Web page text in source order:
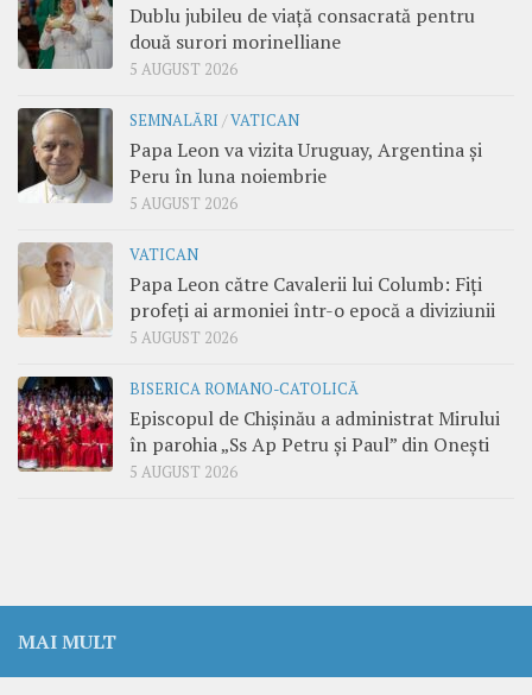
Dublu jubileu de viață consacrată pentru
două surori morinelliane
5 AUGUST 2026
SEMNALĂRI /VATICAN
Papa Leon va vizita Uruguay, Argentina și
Peru în luna noiembrie
5 AUGUST 2026
VATICAN
Papa Leon către Cavalerii lui Columb: Fiți
profeți ai armoniei într-o epocă a diviziunii
5 AUGUST 2026
BISERICA ROMANO-CATOLICĂ
Episcopul de Chișinău a administrat Mirului
în parohia „Ss Ap Petru și Paul” din Onești
5 AUGUST 2026
MAI MULT